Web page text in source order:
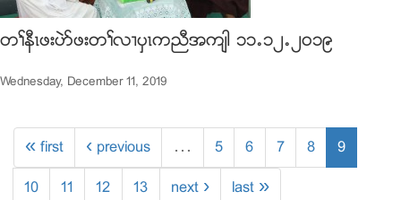
တႈနီၚဖးပဲဏဖးတႈလ႕ပွၚကညီအက်ါ ၁၁’၁၂’၂၀၁၉
Wednesday, December 11, 2019
« first ‹ previous … 5 6 7 8 9
10 11 12 13 next › last »